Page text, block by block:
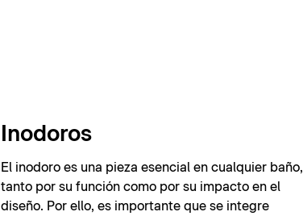
Inodoros
El inodoro es una pieza esencial en cualquier baño,
tanto por su función como por su impacto en el
diseño. Por ello, es importante que se integre